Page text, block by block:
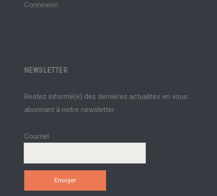
Connexion
NEWSLETTER
Restez informé(e) des dernières actualités en vous
abonnant à notre newsletter.
Courriel